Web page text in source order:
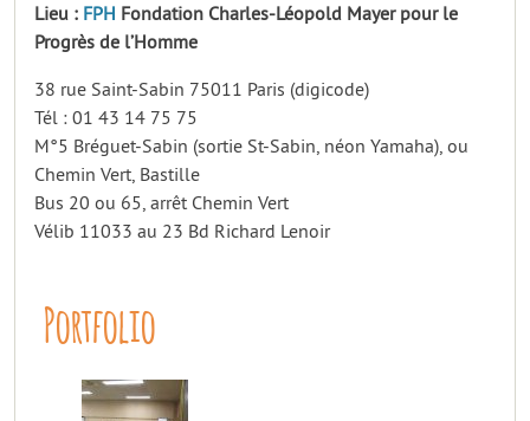
Lieu : FPH Fondation Charles-Léopold Mayer pour le
Progrès de l’Homme
38 rue Saint-Sabin 75011 Paris (digicode)
Tél : 01 43 14 75 75
M°5 Bréguet-Sabin (sortie St-Sabin, néon Yamaha), ou
Chemin Vert, Bastille
Bus 20 ou 65, arrêt Chemin Vert
Vélib 11033 au 23 Bd Richard Lenoir
Portfolio